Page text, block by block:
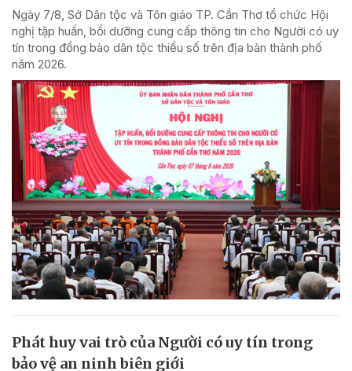
Ngày 7/8, Sở Dân tộc và Tôn giáo TP. Cần Thơ tổ chức Hội
nghị tập huấn, bồi dưỡng cung cấp thông tin cho Người có uy
tín trong đồng bào dân tộc thiểu số trên địa bàn thành phố
năm 2026.
Phát huy vai trò của Người có uy tín trong
bảo vệ an ninh biên giới